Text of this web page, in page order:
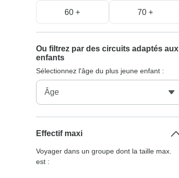
60 + 70 +
Ou filtrez par des circuits adaptés aux
enfants
Sélectionnez l'âge du plus jeune enfant :
Effectif maxi
Voyager dans un groupe dont la taille max.
est :